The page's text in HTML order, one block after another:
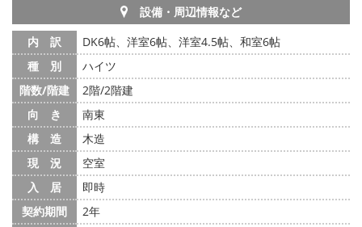
設備・周辺情報など
内 訳
DK6帖、洋室6帖、洋室4.5帖、和室6帖
種 別
ハイツ
階数/階建
2階/2階建
向 き
南東
構 造
木造
現 況
空室
入 居
即時
契約期間
2年